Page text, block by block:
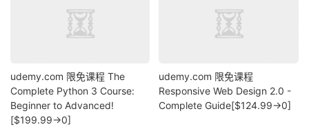
udemy.com 限免课程 The
Complete Python 3 Course:
Beginner to Advanced!
[$199.99→0]
udemy.com 限免课程
Responsive Web Design 2.0 -
Complete Guide[$124.99→0]